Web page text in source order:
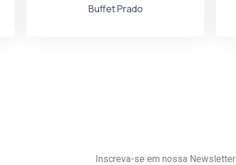
Buffet Prado
Inscreva-se em nossa Newsletter